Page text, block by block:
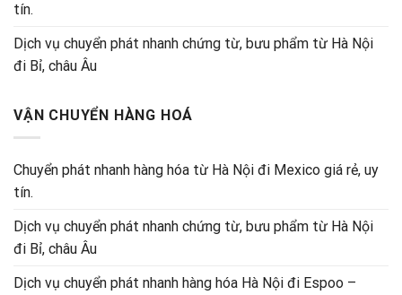
tín.
Dịch vụ chuyển phát nhanh chứng từ, bưu phẩm từ Hà Nội
đi Bỉ, châu Âu
VẬN CHUYỂN HÀNG HOÁ
Chuyển phát nhanh hàng hóa từ Hà Nội đi Mexico giá rẻ, uy
tín.
Dịch vụ chuyển phát nhanh chứng từ, bưu phẩm từ Hà Nội
đi Bỉ, châu Âu
Dịch vụ chuyển phát nhanh hàng hóa Hà Nội đi Espoo –